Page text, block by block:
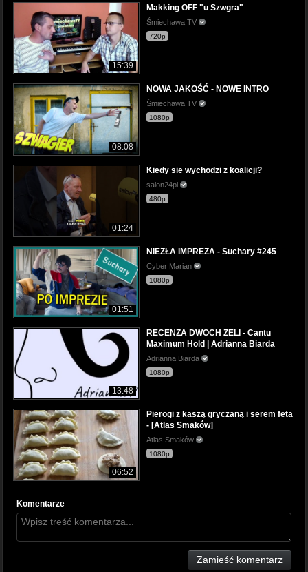
15:39
Makking OFF "u Szwgra"
Śmiechawa TV
720p
08:08
NOWA JAKOŚĆ - NOWE INTRO
Śmiechawa TV
1080p
01:24
Kiedy sie wychodzi z koalicji?
salon24pl
480p
01:51
NIEZŁA IMPREZA - Suchary #245
Cyber Marian
1080p
13:48
RECENZA DWOCH ZELI - Cantu
Maximum Hold | Adrianna Biarda
Adrianna Biarda
1080p
06:52
Pierogi z kaszą gryczaną i serem feta
- [Atlas Smaków]
Atlas Smaków
1080p
Komentarze
Zamieść komentarz